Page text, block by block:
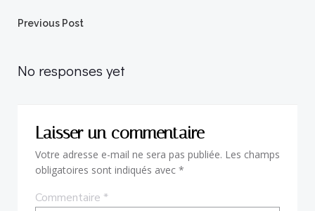
Post
navigation
Previous Post
No responses yet
Laisser un commentaire
Votre adresse e-mail ne sera pas publiée. Les champs
obligatoires sont indiqués avec *
Commentaire *